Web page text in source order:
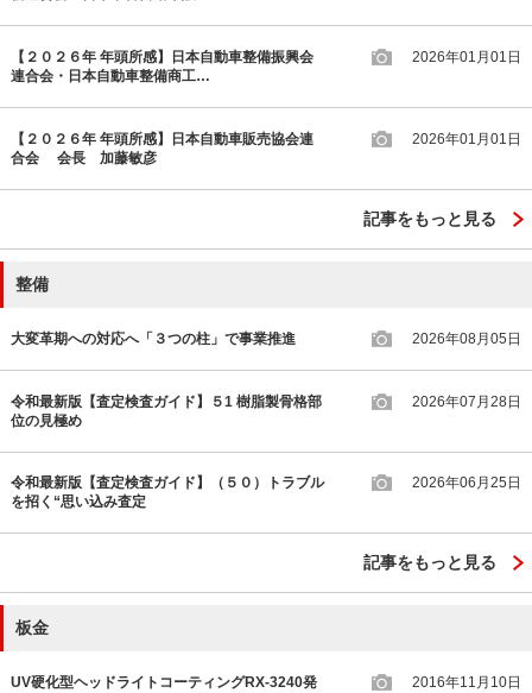
【２０２６年 年頭所感】日本自動車整備振興会
連合会・日本自動車整備商工…
2026年01月01日
【２０２６年 年頭所感】日本自動車販売協会連
合会 会長 加藤敏彦
2026年01月01日
記事をもっと見る
整備
大変革期への対応へ「３つの柱」で事業推進 2026年08月05日
令和最新版【査定検査ガイド】５1 樹脂製骨格部
位の見極め
2026年07月28日
令和最新版【査定検査ガイド】（５０）トラブル
を招く“思い込み査定
2026年06月25日
記事をもっと見る
板金
UV硬化型ヘッドライトコーティングRX-3240発 2016年11月10日